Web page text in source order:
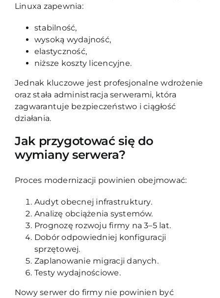
Linuxa zapewnia:
stabilność,
wysoką wydajność,
elastyczność,
niższe koszty licencyjne.
Jednak kluczowe jest profesjonalne wdrożenie
oraz stała administracja serwerami, która
zagwarantuje bezpieczeństwo i ciągłość
działania.
Jak przygotować się do
wymiany serwera?
Proces modernizacji powinien obejmować:
Audyt obecnej infrastruktury.
Analizę obciążenia systemów.
Prognozę rozwoju firmy na 3–5 lat.
Dobór odpowiedniej konfiguracji
sprzętowej.
Zaplanowanie migracji danych.
Testy wydajnościowe.
Nowy serwer do firmy nie powinien być